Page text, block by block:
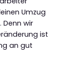
Umzug
wir
ist
an gut